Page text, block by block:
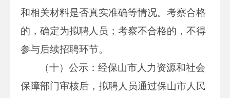
和相关材料是否真实准确等情况。考察合格
的，确定为拟聘人员；考察不合格的，不得
参与后续招聘环节。
（十）公示：经保山市人力资源和社会
保障部门审核后，拟聘人员通过保山市人民